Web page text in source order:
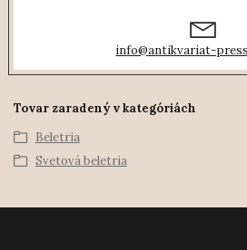
info@antikvariat-
Tovar zaradený v kategóriách
Beletria
Svetová beletria